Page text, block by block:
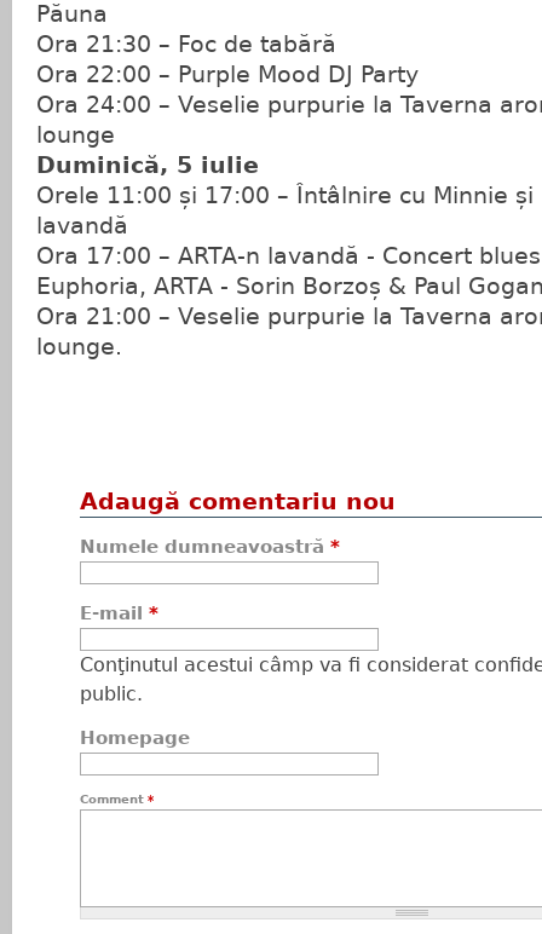
Păuna
Ora 21:30 – Foc de tabără
Ora 22:00 – Purple Mood DJ Party
Ora 24:00 – Veselie purpurie la Taverna
lounge
Duminică, 5 iulie
Orele 11:00 și 17:00 – Întâlnire cu Minnie
lavandă
Ora 17:00 – ARTA-n lavandă - Concert
Euphoria, ARTA - Sorin Borzoș & Paul
Ora 21:00 – Veselie purpurie la Taverna
lounge.
Adaugă comentariu nou
Numele dumneavoastră *
E-mail *
Conţinutul acestui câmp va fi considerat
public.
Homepage
Comment *